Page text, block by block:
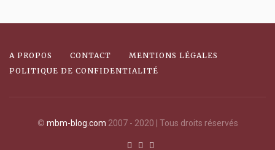
A PROPOS CONTACT
MENTIONS LÉGALES
POLITIQUE DE CONFIDENTIALITÉ
© mbm-blog.com 2007 - 2020 | Tous droits réservés